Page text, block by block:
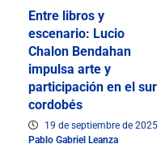
Entre libros y
escenario: Lucio
Chalon Bendahan
impulsa arte y
participación en el sur
cordobés
19 de septiembre de 2025
Pablo Gabriel Leanza